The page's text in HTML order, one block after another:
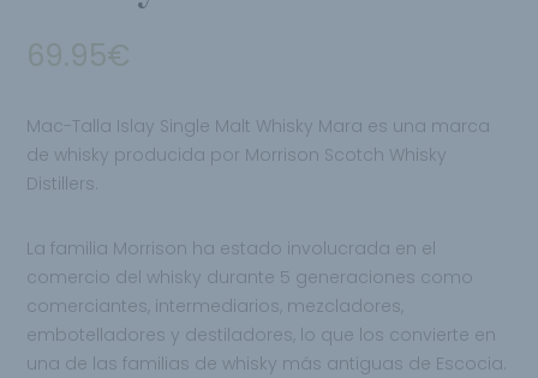
69.95€
Mac-Talla Islay Single Malt Whisky Mara es una marca
de whisky producida por Morrison Scotch Whisky
Distillers.
La familia Morrison ha estado involucrada en el
comercio del whisky durante 5 generaciones como
comerciantes, intermediarios, mezcladores,
embotelladores y destiladores, lo que los convierte en
una de las familias de whisky más antiguas de Escocia.